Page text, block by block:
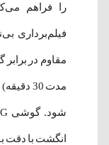
را فراهم
فیلم‌برداری
مدت 30